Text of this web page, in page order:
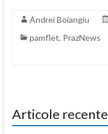
Andrei Boiangiu
pamflet, PrazNews
Articole recente